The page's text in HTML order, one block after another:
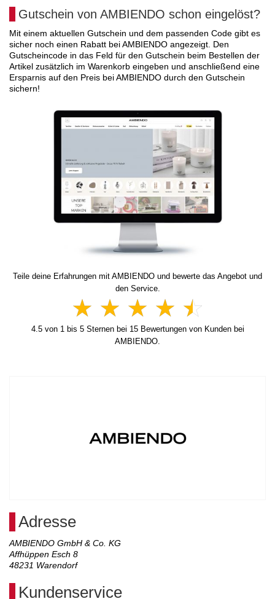
Gutschein von AMBIENDO schon eingelöst?
Mit einem aktuellen Gutschein und dem passenden Code gibt es
sicher noch einen Rabatt bei AMBIENDO angezeigt. Den
Gutscheincode in das Feld für den Gutschein beim Bestellen der
Artikel zusätzlich im Warenkorb eingeben und anschließend eine
Ersparnis auf den Preis bei AMBIENDO durch den Gutschein
sichern!
Teile deine Erfahrungen mit AMBIENDO und bewerte das Angebot und
den Service.
4.5von 1bis 5Sternen bei 15Bewertungen von Kunden bei
AMBIENDO.
Adresse
AMBIENDO GmbH & Co. KG
Affhüppen Esch 8
48231 Warendorf
Kundenservice